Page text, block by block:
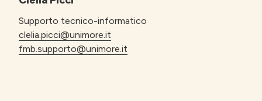
Supporto tecnico-informatico
clelia.picci@unimore.it
fmb.supporto@unimore.it